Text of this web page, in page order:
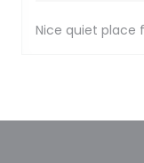
Nice quiet place